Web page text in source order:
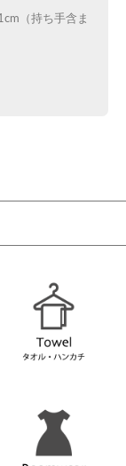
（持ち手含ま